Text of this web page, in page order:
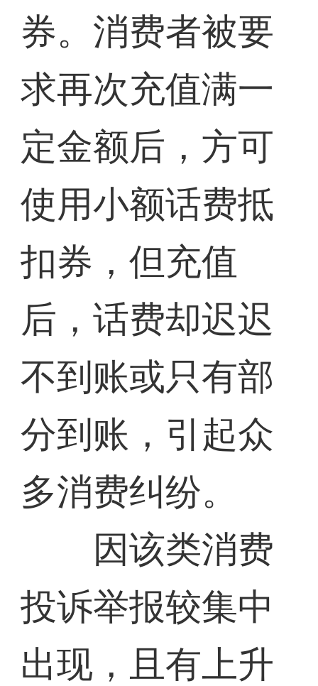
券。消费者被要
求再次充值满一
定金额后，方可
使用小额话费抵
扣券，但充值
后，话费却迟迟
不到账或只有部
分到账，引起众
多消费纠纷。
因该类消费
投诉举报较集中
出现，且有上升